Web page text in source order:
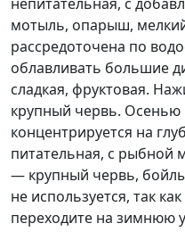
мотыль, опарыш,
рассредоточена по
облавливать большие
сладкая, фруктовая.
крупный червь. Осенью
концентрируется на
питательная, с рыбной
— крупный червь,
не используется, так
переходите на зимнюю